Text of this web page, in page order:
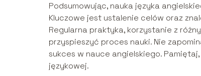
Podsumowując, nauka języka
Kluczowe jest ustalenie celów oraz
Regularna praktyka, korzystanie z
przyspieszyć proces nauki. Nie
sukces w nauce angielskiego.
językowej.